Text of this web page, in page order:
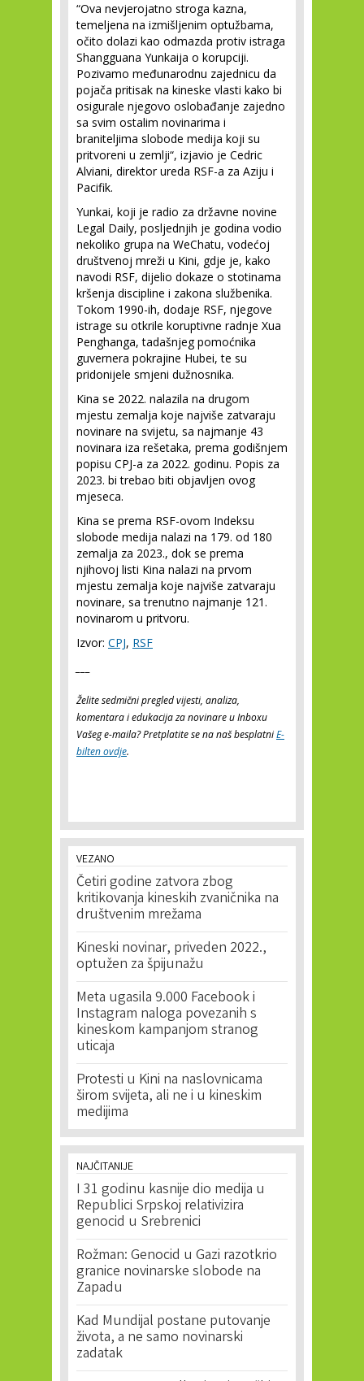
“Ova nevjerojatno stroga kazna,
temeljena na izmišljenim optužbama,
očito dolazi kao odmazda protiv istraga
Shangguana Yunkaija o korupciji.
Pozivamo međunarodnu zajednicu da
pojača pritisak na kineske vlasti kako bi
osigurale njegovo oslobađanje zajedno
sa svim ostalim novinarima i
braniteljima slobode medija koji su
pritvoreni u zemlji“, izjavio je Cedric
Alviani, direktor ureda RSF-a za Aziju i
Pacifik.
Yunkai, koji je radio za državne novine
Legal Daily, posljednjih je godina vodio
nekoliko grupa na WeChatu, vodećoj
društvenoj mreži u Kini, gdje je, kako
navodi RSF, dijelio dokaze o stotinama
kršenja discipline i zakona službenika.
Tokom 1990-ih, dodaje RSF, njegove
istrage su otkrile koruptivne radnje Xua
Penghanga, tadašnjeg pomoćnika
guvernera pokrajine Hubei, te su
pridonijele smjeni dužnosnika.
​Kina se 2022. nalazila na drugom
mjestu zemalja koje najviše zatvaraju
novinare na svijetu, sa najmanje 43
novinara iza rešetaka, prema godišnjem
popisu CPJ-a za 2022. godinu. Popis za
2023. bi trebao biti objavljen ovog
mjeseca.
Kina se prema RSF-ovom Indeksu
slobode medija nalazi na 179. od 180
zemalja za 2023., dok se prema
njihovoj listi Kina nalazi na prvom
mjestu zemalja koje najviše zatvaraju
novinare, sa trenutno najmanje 121.
novinarom u pritvoru.
Izvor: CPJ, RSF
Želite sedmični pregled vijesti, analiza,
komentara i edukacija za novinare u Inboxu
Vašeg e-maila? Pretplatite se na naš besplatniE-
bilten ovdje.
VEZANO
Četiri godine zatvora zbog
kritikovanja kineskih zvaničnika na
društvenim mrežama
Kineski novinar, priveden 2022.,
optužen za špijunažu
Meta ugasila 9.000 Facebook i
Instagram naloga povezanih s
kineskom kampanjom stranog
uticaja
Protesti u Kini na naslovnicama
širom svijeta, ali ne i u kineskim
medijima
NAJČITANIJE
I 31 godinu kasnije dio medija u
Republici Srpskoj relativizira
genocid u Srebrenici
Rožman: Genocid u Gazi razotkrio
granice novinarske slobode na
Zapadu
Kad Mundijal postane putovanje
života, a ne samo novinarski
zadatak